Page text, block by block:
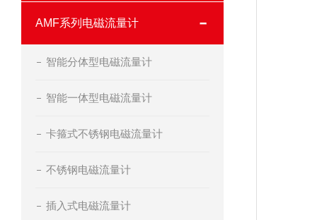
AMF系列电磁流量计
智能分体型电磁流量计
智能一体型电磁流量计
卡箍式不锈钢电磁流量计
不锈钢电磁流量计
插入式电磁流量计